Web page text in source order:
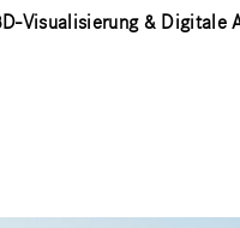
Visualisierung & Digitale